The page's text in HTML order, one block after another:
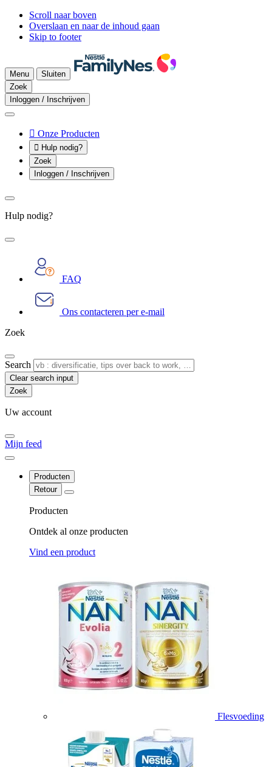
Scroll naar boven
Overslaan en naar de inhoud gaan
Skip to footer
Menu
Sluiten
Zoek
Inloggen / Inschrijven
 Onze Producten
 Hulp nodig?
Zoek
Inloggen / Inschrijven
Hulp nodig?
FAQ
Ons contacteren per e-mail
Zoek
Search
Clear search input
Uw account
Mijn feed
Producten
Retour
Producten
Ontdek al onze producten
Vind een product
Flesvoeding